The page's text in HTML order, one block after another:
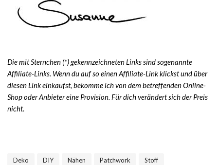
Die mit Sternchen (*) gekennzeichneten Links sind sogenannte
Affiliate-Links. Wenn du auf so einen Affiliate-Link klickst und über
diesen Link einkaufst, bekomme ich von dem betreffenden Online-
Shop oder Anbieter eine Provision. Für dich verändert sich der Preis
nicht.
Deko DIY Nähen Patchwork Stoff